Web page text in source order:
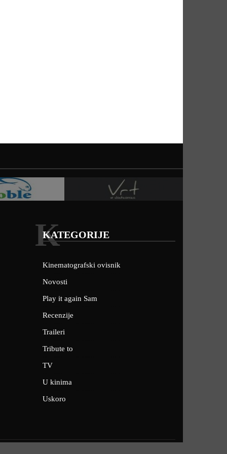
KATEGORIJE
K
Kinematografski ovisnik
Novosti
Play it again Sam
Recenzije
Traileri
Tribute to
TV
U kinima
Uskoro